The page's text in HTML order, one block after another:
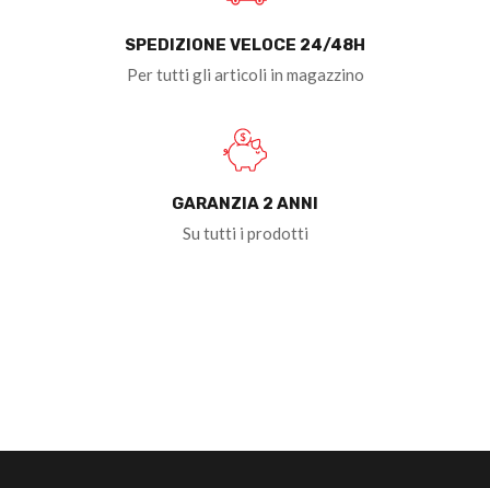
SPEDIZIONE VELOCE 24/48H
Per tutti gli articoli in magazzino
GARANZIA 2 ANNI
Su tutti i prodotti